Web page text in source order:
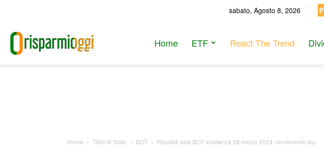
sabato, Agosto 8, 2026
Home ETF React The Trend
Home Titoli di Stato BOT Risultati asta BOT scadenza 28 marzo 2024: rendimento top